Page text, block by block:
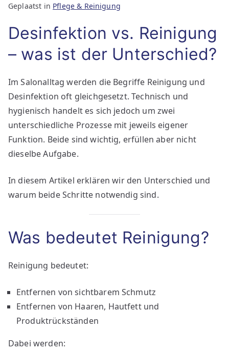
Geplaatst in Pflege & Reinigung
Desinfektion vs. Reinigung
– was ist der Unterschied?
Im Salonalltag werden die Begriffe Reinigung und
Desinfektion oft gleichgesetzt. Technisch und
hygienisch handelt es sich jedoch um zwei
unterschiedliche Prozesse mit jeweils eigener
Funktion. Beide sind wichtig, erfüllen aber nicht
dieselbe Aufgabe.
In diesem Artikel erklären wir den Unterschied und
warum beide Schritte notwendig sind.
Was bedeutet Reinigung?
Reinigung bedeutet:
Entfernen von sichtbarem Schmutz
Entfernen von Haaren, Hautfett und
Produktrückständen
Dabei werden: